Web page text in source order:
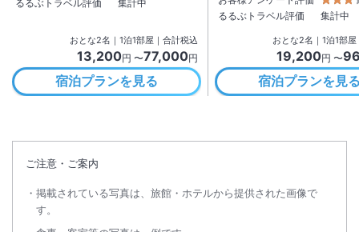
るるぶトラベル評価
集計中
おとな2名 ｜ 1泊1部屋｜合計税込
13,200円 〜77,000円
宿泊プランを見る
るるぶトラベル評価
集計中
おとな2名 ｜ 1泊1部屋
19,200円 〜
宿泊プランを見
ご注意・ご案内
掲載されている写真は、旅館・ホテルから提供された画像で
す。